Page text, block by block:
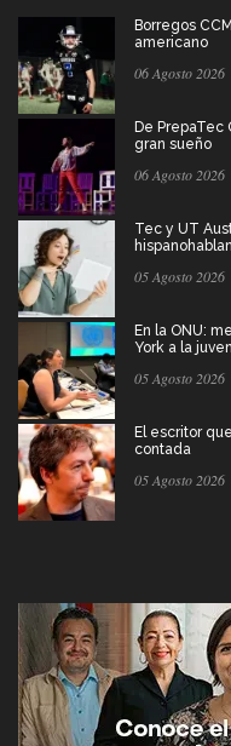
Borregos
americano
06 Agosto 2026
De PrepaTec
gran sueño
06 Agosto 2026
Tec y UT
05 Agosto 2026
En la ONU:
York a la
05 Agosto 2026
El escritor
contada
05 Agosto 2026